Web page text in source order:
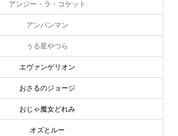
アンジー・ラ・コケット
アンパンマン
うる星やつら
エヴァンゲリオン
おさるのジョージ
おじゃ魔女どれみ
オズとルー